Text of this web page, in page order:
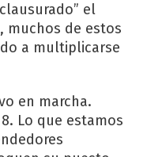
el
muchos de estos
a multiplicarse
en marcha.
Lo que estamos